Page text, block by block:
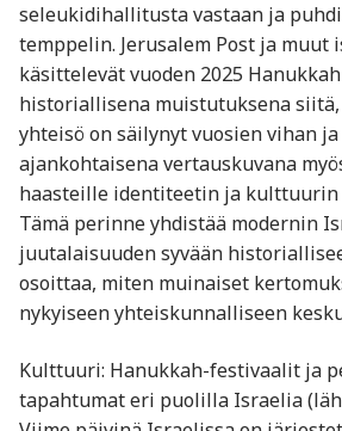
seleukidihallitusta vastaan ja
temppelin. Jerusalem Post ja muut
käsittelevät vuoden 2025
historiallisena muistutuksena
yhteisö on säilynyt vuosien vihan
ajankohtaisena vertauskuvana
haasteille identiteetin ja kulttuurin
Tämä perinne yhdistää modernin
juutalaisuuden syvään
osoittaa, miten muinaiset
nykyiseen yhteiskunnalliseen
Kulttuuri: Hanukkah-festivaalit ja
tapahtumat eri puolilla Israelia